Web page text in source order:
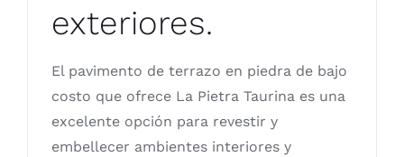
exteriores.
El pavimento de terrazo en piedra de bajo
costo que ofrece La Pietra Taurina es una
excelente opción para revestir y
embellecer ambientes interiores y